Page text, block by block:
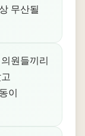
무산될
원들끼리
이